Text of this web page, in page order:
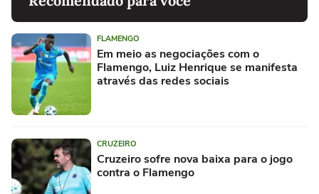
FLAMENGO
Em meio as negociações com o
Flamengo, Luiz Henrique se manifesta
através das redes sociais
CRUZEIRO
Cruzeiro sofre nova baixa para o jogo
contra o Flamengo